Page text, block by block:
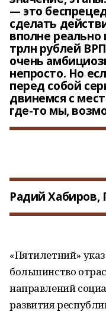
— это
сделать
вполне
трлн рублей
очень
непросто. Но
перед собой
двинемся с
где-то мы,
Радий Хабиров,
«Пятилетний»
большинство
направлений
развития